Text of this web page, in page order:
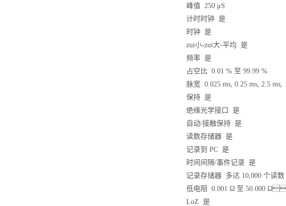
峰值 250 μS
计时时钟 是
时钟 是
zui小-zui大-平均 是
频率 是
占空比 0.01 % 至 99.99 %
脉宽 0.025 ms, 0.25 ms, 2.5 ms,
保持 是
绝缘光学接口 是
自动/接触保持 是
读数存储器 是
记录到 PC 是
时间间隔/事件记录 是
记录存储器 多达 10,000 个读数
低电阻 0.001 Ω 至 50.000 Ω
LoZ 是